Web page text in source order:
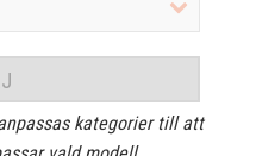
kategorier till att